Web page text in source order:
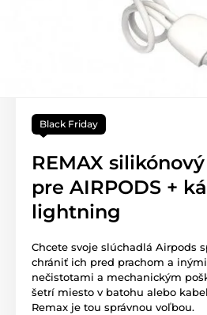
Black Friday
REMAX
pre AIRPODS +
lightning
Chcete svoje slúchadlá Airpods
chrániť ich pred prachom a
nečistotami a mechanickým
šetrí miesto v batohu alebo
Remax je tou správnou voľbou.